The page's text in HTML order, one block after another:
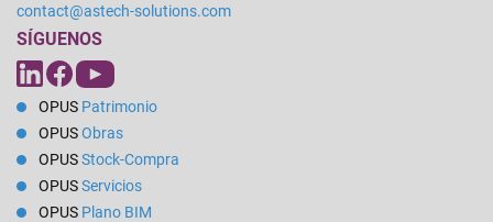
contact@astech-solutions.com
SÍGUENOS
OPUS Patrimonio
OPUSObras
OPUSStock-Compra
OPUSServicios
OPUS Plano BIM